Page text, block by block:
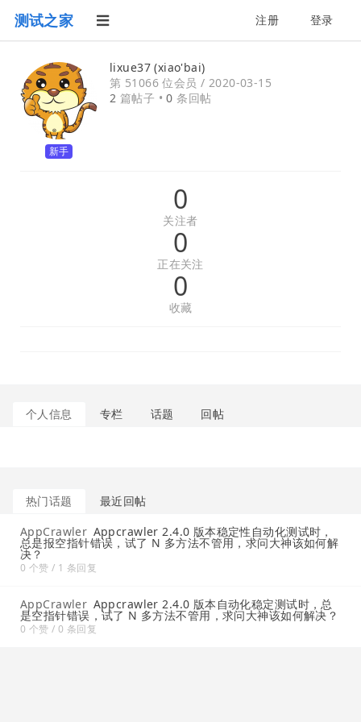
测试之家 注册 登录
新手
lixue37 (xiao'bai)
第 51066 位会员 / 2020-03-15
2 篇帖子 •0 条回帖
0
关注者
0
正在关注
0
收藏
个人信息 专栏 话题 回帖
热门话题
最近回帖
AppCrawler Appcrawler 2.4.0 版本稳定性自动化测试时，
总是报空指针错误，试了 N 多方法不管用，求问大神该如何解
决？
0 个赞 / 1 条回复
AppCrawler Appcrawler 2.4.0 版本自动化稳定测试时，总
是空指针错误，试了 N 多方法不管用，求问大神该如何解决？
0 个赞 / 0 条回复